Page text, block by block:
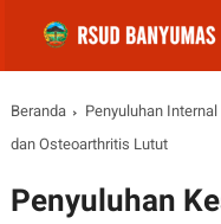
Beranda Penyuluhan Internal
dan Osteoarthritis Lutut
Penyuluhan